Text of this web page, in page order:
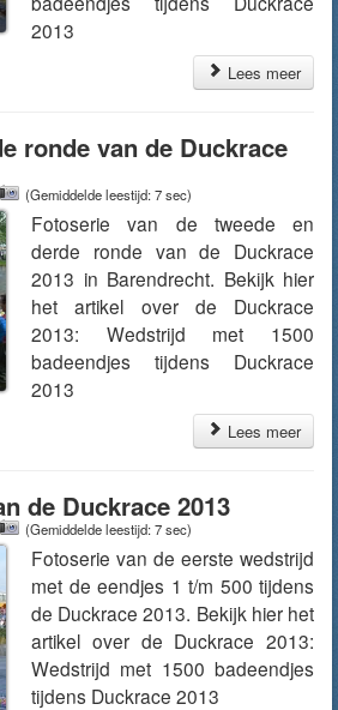
2013
Lees meer
ronde van de Duckrace
(Gemiddelde leestijd: 7 sec)
Fotoserie van de tweede en
derde ronde van de Duckrace
2013 in Barendrecht. Bekijk hier
het artikel over de Duckrace
2013: Wedstrijd met 1500
badeendjes tijdens Duckrace
2013
Lees meer
de Duckrace 2013
(Gemiddelde leestijd: 7 sec)
Fotoserie van de eerste wedstrijd
met de eendjes 1 t/m 500 tijdens
de Duckrace 2013. Bekijk hier het
artikel over de Duckrace 2013:
Wedstrijd met 1500 badeendjes
tijdens Duckrace 2013